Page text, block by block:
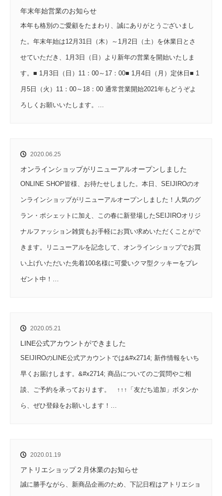
年末年始営業のお知らせ
本年も格別のご愛顧をたまわり、誠にありがとうございまし
た。年末年始は12月31日（木）～1月2日（土）を休業日とさ
せていただき、1月3日（日）より新年の営業を開始いたしま
す。■ 1月3日（日）11：00～17：00■ 1月4日（月）定休日■ 1
月5日（火）11：00～18：00 通常営業開始2021年もどうぞよ
ろしくお願いいたします。…
2020.06.25
オンラインショップがリニューアルオープンしました
ONLINE SHOP皆様、お待たせしました。本日、SEIJIROのオ
ンラインショップがリニューアルオープンしました！人気のグ
ラン・ポシェットに加え、この春に新登場したSEIJIROオリジ
ナルファッション雑貨もお手軽にお買い求めいただくことがで
きます。リニューアルを記念して、オンラインショップでお買
い上げいただいた先着100名様に可愛いクマ型クッキーをプレ
ゼント中！…
2020.05.21
LINE公式アカウントができました
SEIJIROのLINE公式アカウントでは&#x2714; 新作情報をいち
早くお届けします。&#x2714; 商品についてのご質問やご相
談、ご予約を承っております。 ↑↑↑「友だち追加」ボタンか
ら、ぜひ登録をお願いします！…
2020.01.19
アトリエショップ２月休業のお知らせ
誠に勝手ながら、新商品企画のため、下記日程はアトリエショ